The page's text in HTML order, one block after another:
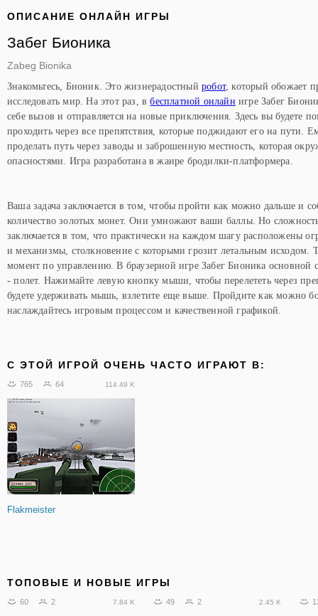
ОПИСАНИЕ ОНЛАЙН ИГРЫ
Забег Бионика
Zabeg Bionika
Знакомьтесь, Бионик. Это жизнерадостный робот, который обожает
исследовать мир. На этот раз, вбесплатной онлайн игре Забег
себе вызов и отправляется на новые приключения. Здесь вы будете
проходить через все препятствия, которые поджидают его на пути.
проделать путь через заводы и заброшенную местность, которая
опасностями. Игра разработана в жанре бродилки-платформера.
Ваша задача заключается в том, чтобы пройти как можно дальше и
количество золотых монет. Они умножают ваши баллы. Но
заключается в том, что практически на каждом шагу расположены
и механизмы, столкновение с которыми грозит летальным исходом.
момент по управлению. В браузерной игре Забег Бионика основной
- полет. Нажимайте левую кнопку мыши, чтобы перелететь через
будете удерживать мышь, взлетите еще выше. Пройдите как можно
наслаждайтесь игровым процессом и качественной графикой.
C ЭТОЙ ИГРОЙ ОЧЕНЬ ЧАСТО ИГРАЮТ В:
765 64 114.49 K
Flakmeister
ТОПОВЫЕ И НОВЫЕ ИГРЫ
60 2 7.84 K 49 2 2.45 K